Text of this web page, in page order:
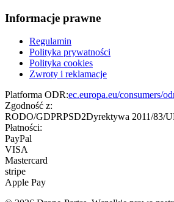
Informacje prawne
Regulamin
Polityka prywatności
Polityka cookies
Zwroty i reklamacje
Platforma ODR:ec.europa.eu/consumers/
Zgodność z:
RODO/GDPRPSD2Dyrektywa 2011/83/
Płatności:
PayPal
VISA
Mastercard
stripe
Apple Pay